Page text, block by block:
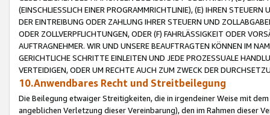
(EINSCHLIESSLICH EINER PROGRAMMRICHTLINIE), (E) IHREN
DER EINTREIBUNG ODER ZAHLUNG IHRER STEUERN UND
ODER ZOLLVERPFLICHTUNGEN, ODER (F) FAHRLÄSSIGKEIT ODER
AUFTRAGNEHMER. WIR UND UNSERE BEAUFTRAGTEN KÖNNEN IM
GERICHTLICHE SCHRITTE EINLEITEN UND JEDE PROZESSUALE
VERTEIDIGEN, ODER UM RECHTE AUCH ZUM ZWECK DER
10.Anwendbares Recht und Streitbeilegung
Die Beilegung etwaiger Streitigkeiten, die in irgendeiner Weise mit
angeblichen Verletzung dieser Vereinbarung), den im Rahmen dieser